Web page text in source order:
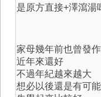
是原方直接+澤瀉湯
家母幾年前也曾發
近年來還好
不過年紀越來越大
想必以後還是有可